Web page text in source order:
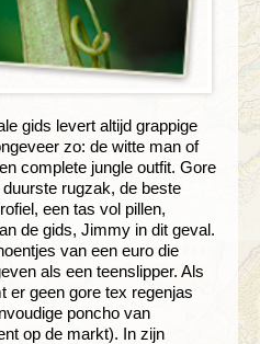
gids levert altijd grappige
zo: de witte man of
complete jungle outfit. Gore
rugzak, de beste
een tas vol pillen,
de gids, Jimmy in dit geval.
van een euro die
als een teenslipper. Als
er geen gore tex regenjas
poncho van
op de markt). In zijn